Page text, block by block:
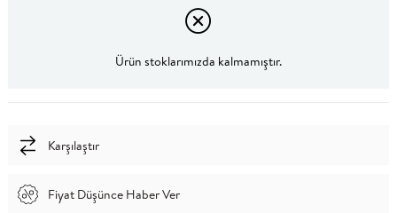
Ürün stoklarımızda kalmamıştır.
Karşılaştır
Fiyat Düşünce Haber Ver